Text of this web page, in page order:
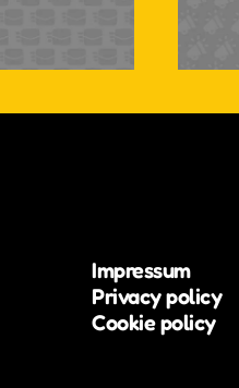
Impressum
Privacy policy
Cookie policy